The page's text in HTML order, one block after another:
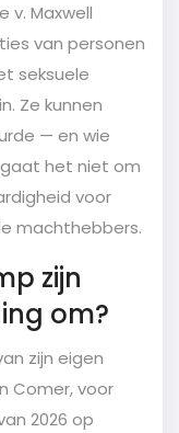
v. Maxwell
van personen
seksuele
Ze kunnen
— en wie
het niet om
voor
machthebbers.
zijn
om?
zijn eigen
Comer, voor
2026 op